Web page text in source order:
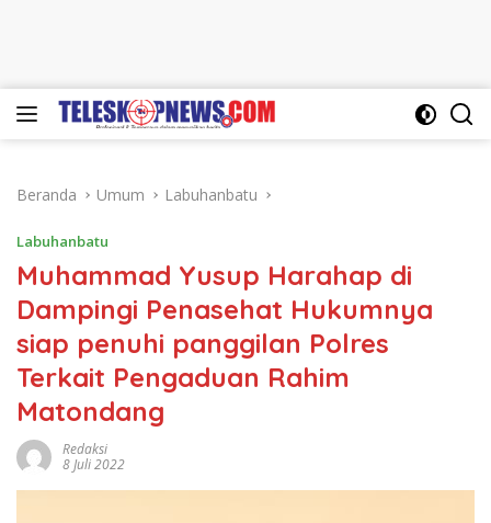
Langsung
Beranda Umum Labuhanbatu
Labuhanbatu
Muhammad Yusup Harahap di
Dampingi Penasehat Hukumnya
siap penuhi panggilan Polres
Terkait Pengaduan Rahim
Matondang
Redaksi
8 Juli 2022